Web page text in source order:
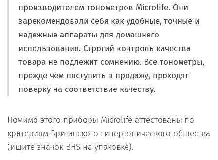
производителем тонометров Microlife. Они
зарекомендовали себя как удобные, точные и
надежные аппараты для домашнего
использования. Строгий контроль качества
товара не подлежит сомнению. Все тонометры,
прежде чем поступить в продажу, проходят
поверку на соответствие качеству.
Помимо этого приборы Microlife аттестованы по
критериям Британского гипертонического общества
(ищите значок BHS на упаковке).